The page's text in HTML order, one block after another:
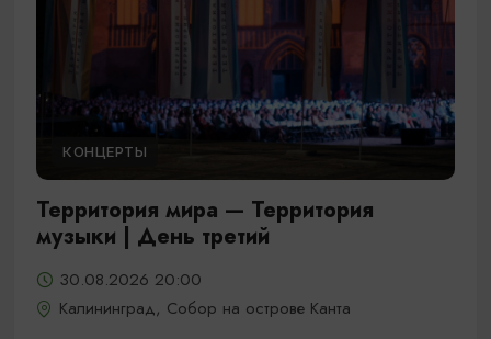
КОНЦЕРТЫ
Территория мира — Территория
музыки | День третий
30.08.2026 20:00
Калининград, Собор на острове Канта